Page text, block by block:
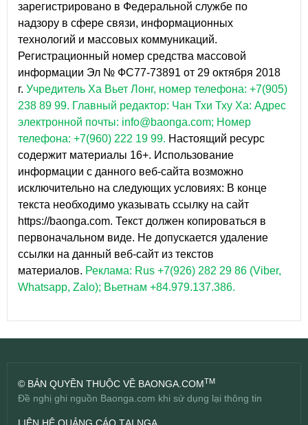
зарегистрировано в Федеральной службе по
надзору в сфере связи, информационных
технологий и массовых коммуникаций.
Регистрационный номер средства массовой
информации Эл № ФС77-73891 от 29 октября 2018
г. Учредитель Ха Вьет Лонг, номер телефона: +7(905)
238 89 99. Главный редактор: Чан Тхи Тху Ха: Адрес
электронной почты: info@baonga.com; Номер
телефона: +7(960) 222 19 99. Настоящий ресурс
содержит материалы 16+. Использование
информации с данного веб-сайта возможно
исключительно на следующих условиях: В конце
текста необходимо указывать ссылку на сайт
https://baonga.com. Текст должен копироваться в
первоначальном виде. Не допускается удаление
ссылки на данный веб-сайт из текстов
материалов. Реклама: Rus +7(926) 282 29 86 (Viber,
Whatsapp, Zalo); Вьетнам +84.979.137.386.
© BẢN QUYỀN THUỘC VỀ BAONGA.COMTM
Đề nghị ghi nguồn Baonga.com khi sử dụng lại thông tin